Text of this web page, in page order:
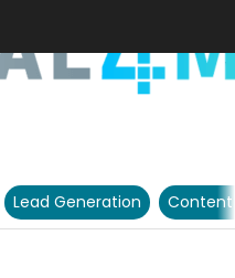
Lead Generation